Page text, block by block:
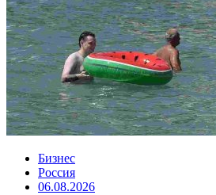
Бизнес
Россия
06.08.2026